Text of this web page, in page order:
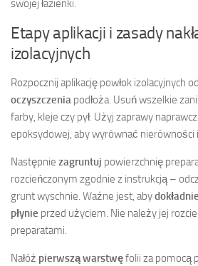
swojej łazienki.
Etapy aplikacji i zasady
izolacyjnych
Rozpocznij aplikację powłok izolacyjnych od
oczyszczenia podłoża. Usuń wszelkie
farby, kleje czy pył. Użyj zaprawy
epoksydowej, aby wyrównać nierówności
Następnie zagruntuj powierzchnię
rozcieńczonym zgodnie z instrukcją –
grunt wyschnie. Ważne jest, aby
płynie przed użyciem. Nie należy jej
preparatami.
Nałóż pierwszą warstwęfolii za pomocą